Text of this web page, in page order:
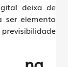
deixa de
ser elemento